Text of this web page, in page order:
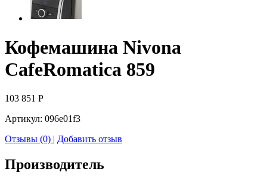
Кофемашина Nivona
CafeRomatica 859
103 851 Р
Артикул: 096e01f3
Отзывы (0) | Добавить отзыв
Производитель